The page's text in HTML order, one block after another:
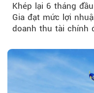
Khép lại 6 tháng
Gia đạt mức lợi
doanh thu tài chính